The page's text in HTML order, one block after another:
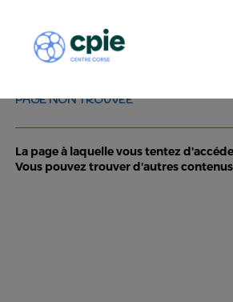
PAGE NON TROUVÉE
La page à laquelle vous tentez
Vous pouvez trouver d'autres